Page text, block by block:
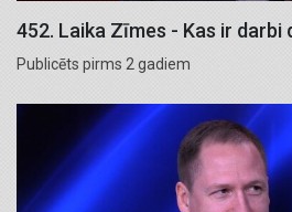
452. Laika Zīmes - Kas ir darbi
Publicēts pirms 2 gadiem